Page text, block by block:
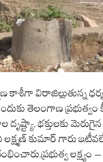
కాశీగా విరాజిల్లుతున్న
తెలంగాణ
భక్తులకు
లక్ష్మణ్ కుమార్ గారు
లక్ష్యం